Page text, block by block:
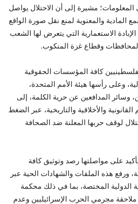
مشيرة إلى أن الاحتلال يواصل
المادية والمعنوية لمنع نقل صورة الواقع
الاستعمارية التي يتعرض لها الشعب
وقطاع غزة المنكوب.
كافة المؤسسات الحقوقية
وعلى رأسها هيئة الأمم المتحدة،
وسائر المدافعين عن حرية الكلمة، إلى
والأخلاقية والتاريخية، عبر الضغط
لوقف حربها المعلنة ضد الصحافة
على مواصلتها رصد وتوثيق كافة
ورفع هذه الملفات والشهادات الحية عبر
الدولية المختصة، بما في ذلك محكمة
ملاحقة مجرمي الحرب الإسرائيليين وعدم